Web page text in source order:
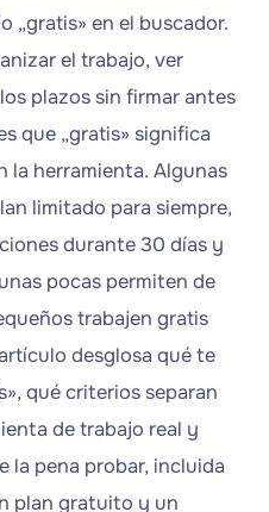
„gratis» en el buscador.
el trabajo, ver
plazos sin firmar antes
que „gratis» significa
la herramienta. Algunas
limitado para siempre,
durante 30 días y
pocas permiten de
trabajen gratis
desglosa qué te
qué criterios separan
de trabajo real y
la pena probar, incluida
plan gratuito y un